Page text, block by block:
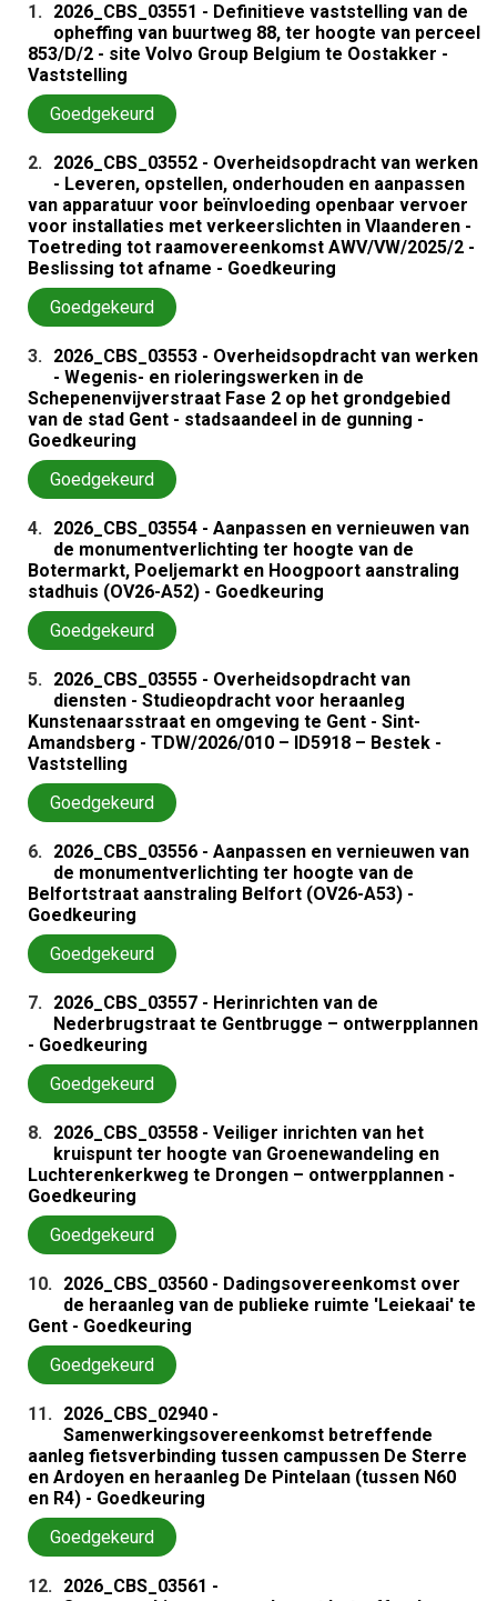
1. 2026_CBS_03551 - Definitieve vaststelling van de
opheffing van buurtweg 88, ter hoogte van perceel
853/D/2 - site Volvo Group Belgium te Oostakker -
Vaststelling
Goedgekeurd
2. 2026_CBS_03552 - Overheidsopdracht van werken
- Leveren, opstellen, onderhouden en aanpassen
van apparatuur voor beïnvloeding openbaar vervoer
voor installaties met verkeerslichten in Vlaanderen -
Toetreding tot raamovereenkomst AWV/VW/2025/2 -
Beslissing tot afname - Goedkeuring
Goedgekeurd
3. 2026_CBS_03553 - Overheidsopdracht van werken
- Wegenis- en rioleringswerken in de
Schepenenvijverstraat Fase 2 op het grondgebied
van de stad Gent - stadsaandeel in de gunning -
Goedkeuring
Goedgekeurd
4. 2026_CBS_03554 - Aanpassen en vernieuwen van
de monumentverlichting ter hoogte van de
Botermarkt, Poeljemarkt en Hoogpoort aanstraling
stadhuis (OV26-A52) - Goedkeuring
Goedgekeurd
5. 2026_CBS_03555 - Overheidsopdracht van
diensten - Studieopdracht voor heraanleg
Kunstenaarsstraat en omgeving te Gent - Sint-
Amandsberg - TDW/2026/010 – ID5918 – Bestek -
Vaststelling
Goedgekeurd
6. 2026_CBS_03556 - Aanpassen en vernieuwen van
de monumentverlichting ter hoogte van de
Belfortstraat aanstraling Belfort (OV26-A53) -
Goedkeuring
Goedgekeurd
7. 2026_CBS_03557 - Herinrichten van de
Nederbrugstraat te Gentbrugge – ontwerpplannen
- Goedkeuring
Goedgekeurd
8. 2026_CBS_03558 - Veiliger inrichten van het
kruispunt ter hoogte van Groenewandeling en
Luchterenkerkweg te Drongen – ontwerpplannen -
Goedkeuring
Goedgekeurd
10. 2026_CBS_03560 - Dadingsovereenkomst over
de heraanleg van de publieke ruimte 'Leiekaai' te
Gent - Goedkeuring
Goedgekeurd
11. 2026_CBS_02940 -
Samenwerkingsovereenkomst betreffende
aanleg fietsverbinding tussen campussen De Sterre
en Ardoyen en heraanleg De Pintelaan (tussen N60
en R4) - Goedkeuring
Goedgekeurd
12. 2026_CBS_03561 -